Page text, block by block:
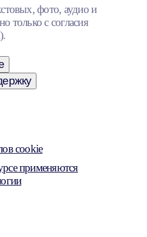
фото, аудио и
только с согласия
cookie
применяются